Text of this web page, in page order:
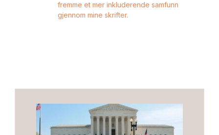
fremme et mer inkluderende samfunn
gjennom mine skrifter.